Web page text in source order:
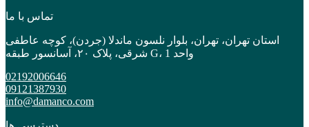
تماس با ما
استان تهران، تهران، بلوار نلسون ماندلا (جردن)، کوچه عاطفی
شرقی، پلاک ۲۰، آسانسور طبقه G، واحد 1
02192006646
09121387930
info@damanco.com